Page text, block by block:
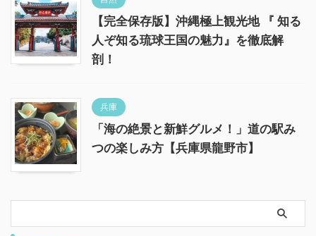
【完全保存版】沖縄極上観光地 『 知る
人ぞ知る琉球王国の魅力』を徹底解
剖！
兵庫
「海の絶景と新鮮グルメ！」道の駅み
つの楽しみ方【兵庫県龍野市】